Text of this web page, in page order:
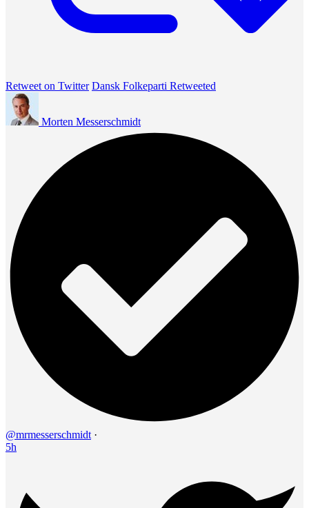
Retweet on Twitter Dansk Folkeparti Retweeted
Morten Messerschmidt
@mrmesserschmidt ·
5h